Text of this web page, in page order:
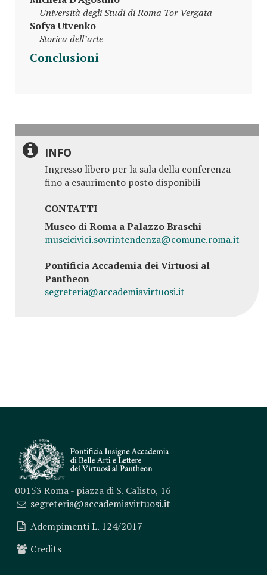
Università degli Studi di Roma Tor Vergata
Sofya Utvenko
Storica dell’arte
Conclusioni
INFO
Ingresso libero per la sala della conferenza
fino a esaurimento posto disponibili
CONTATTI
Museo di Roma a Palazzo Braschi
museicivici.sovrintendenza@comune.roma.it
Pontificia Accademia dei Virtuosi al
Pantheon
segreteria@accademiavirtuosi.it
00153 Roma - piazza di S. Calisto, 16
segreteria@accademiavirtuosi.it
Adempimenti L. 124/2017
Credits